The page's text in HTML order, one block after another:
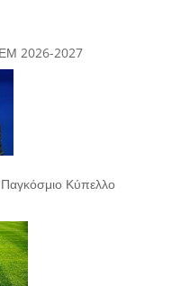
2026-2027
Παγκόσμιο Κύπελλο